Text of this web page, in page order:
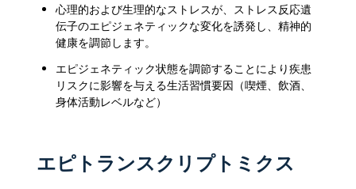
心理的および生理的なストレスが、ストレス反応遺
伝子のエピジェネティックな変化を誘発し、精神的
健康を調節します。
エピジェネティック状態を調節することにより疾患
リスクに影響を与える生活習慣要因（喫煙、飲酒、
身体活動レベルなど）
エピトランスクリプトミクス